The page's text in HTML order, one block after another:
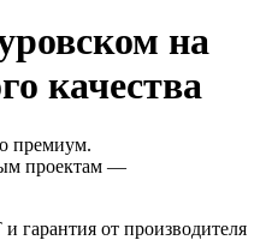
на
качества
премиум.
проектам —
и гарантия от производителя